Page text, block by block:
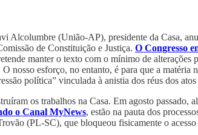
Alcolumbre (União-AP), presidente da Casa,
de Constituição e Justiça. O Congresso
manter o texto com o mínimo de alterações
nosso esforço, no entanto, é para que a matéria
política” vinculada à anistia dos réus dos
os trabalhos na Casa. Em agosto passado,
o Canal MyNews, estão na pauta dos
(PL-SC), que bloqueou fisicamente o